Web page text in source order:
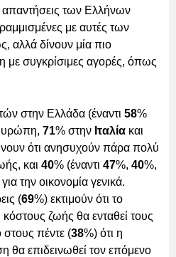
απαντήσεις των Ελλήνων
με αυτές των
αλλά δίνουν μία πιο
με συγκρίσιμες αγορές, όπως
στην Ελλάδα (έναντι 58%
71% στην Ιταλία και
ότι ανησυχούν πάρα πολύ
και 40% (έναντι 47%, 40%,
την οικονομία γενικά.
(69%) εκτιμούν ότι το
ζωής θα ενταθεί τους
πέντε (38%) ότι η
θα επιδεινωθεί τον επόμενο